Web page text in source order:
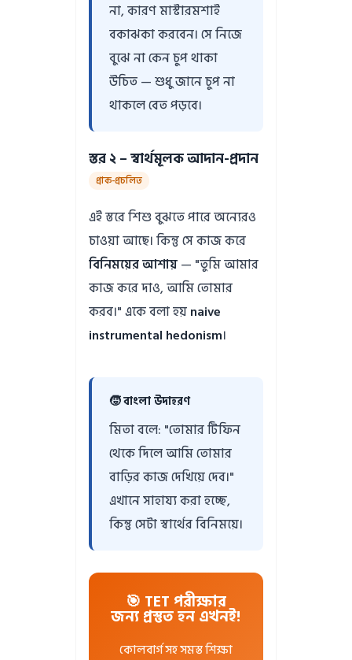
না, কারণ মাস্টারমশাই
বকাঝকা করবেন। সে নিজে
বুঝে না কেন চুপ থাকা
উচিত — শুধু জানে চুপ না
থাকলে বেত পড়বে।
স্তর ২ – স্বার্থমূলক আদান-প্রদান
প্রাক-প্রচলিত
এই স্তরে শিশু বুঝতে পারে অন্যেরও
চাওয়া আছে। কিন্তু সে কাজ করে
বিনিময়ের আশায়— "তুমি আমার
কাজ করে দাও, আমি তোমার
করব।" একে বলা হয়naive
instrumental hedonism।
🧒 বাংলা উদাহরণ
মিতা বলে: "তোমার টিফিন
থেকে দিলে আমি তোমার
বাড়ির কাজ দেখিয়ে দেব।"
এখানে সাহায্য করা হচ্ছে,
কিন্তু সেটা স্বার্থের বিনিময়ে।
🎯 TET পরীক্ষার
জন্য প্রস্তুত হন এখনই!
কোলবার্গ সহ সমস্ত শিক্ষা